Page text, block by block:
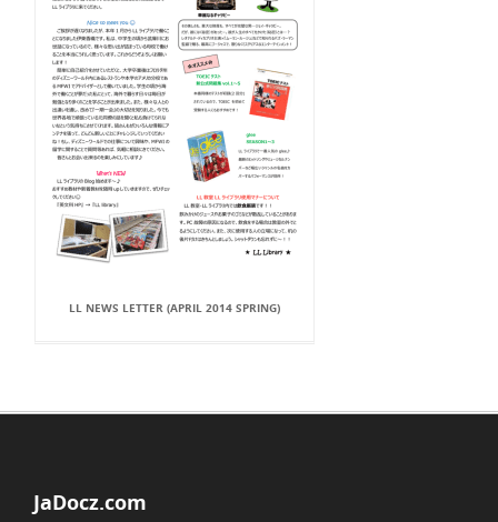
LL NEWS LETTER (APRIL 2014 SPRING)
JaDocz.com